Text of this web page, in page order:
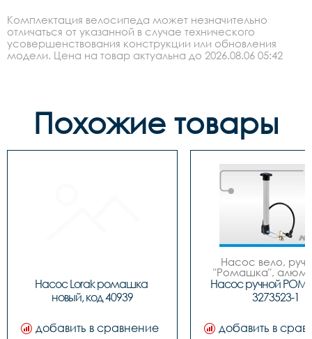
Комплектация велосипеда может незначительно
отличаться от указанной в случае технического
усовершенствования конструкции или обновления
модели. Цена на товар актуальна до 2026.08.06 05:42
Похожие товары
Насос Lorak ромашка
новый, код 40939
добавить в сравнение
Насос вело,
"Ромашка",
обратным
штоком, шланг
Насос ручной
3273523-1
добавить в